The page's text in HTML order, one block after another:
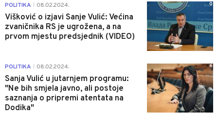
POLITIKA 08.02.2024.
Višković o izjavi Sanje Vulić: Većina
zvaničnika RS je ugrožena, a na
prvom mjestu predsjednik (VIDEO)
0
POLITIKA 08.02.2024.
Sanja Vulić u jutarnjem programu:
"Ne bih smjela javno, ali postoje
saznanja o pripremi atentata na
Dodika"
6